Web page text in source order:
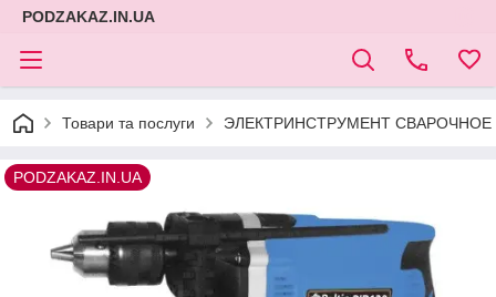
PODZAKAZ.IN.UA
Товари та послуги ЭЛЕКТРИНСТРУМЕНТ
PODZAKAZ.IN.UA